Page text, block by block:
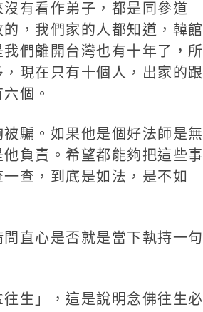
有看作弟子，都是同參道
，我們家的人都知道，韓館
們離開台灣也有十年了，所
現在只有十個人，出家的跟
個。
騙。如果他是個好法師是無
負責。希望都能夠把這些事
查，到底是如法，是不如
直心是否就是當下執持一句
生」，這是說明念佛往生必